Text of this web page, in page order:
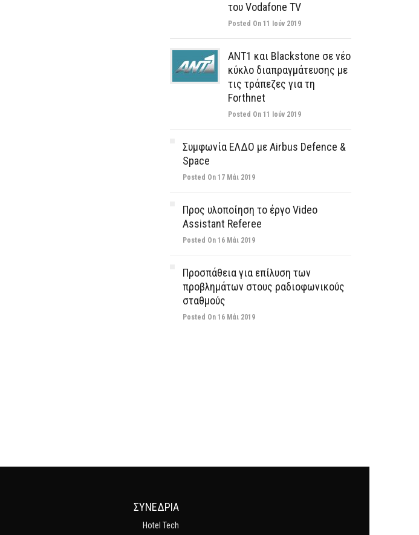
του Vodafone TV
Posted On 11 Ιούν 2019
ΑΝΤ1 και Blackstone σε νέο
κύκλο διαπραγμάτευσης με
τις τράπεζες για τη
Forthnet
Posted On 11 Ιούν 2019
Συμφωνία ΕΛΔΟ με Airbus Defence &
Space
Posted On 17 Μάι 2019
Προς υλοποίηση το έργο Video
Assistant Referee
Posted On 16 Μάι 2019
Προσπάθεια για επίλυση των
προβλημάτων στους ραδιοφωνικούς
σταθμούς
Posted On 16 Μάι 2019
ΣΥΝΕΔΡΙΑ
Hotel Tech